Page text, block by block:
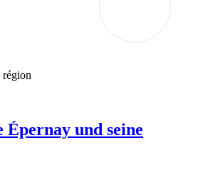
Épernay und seine